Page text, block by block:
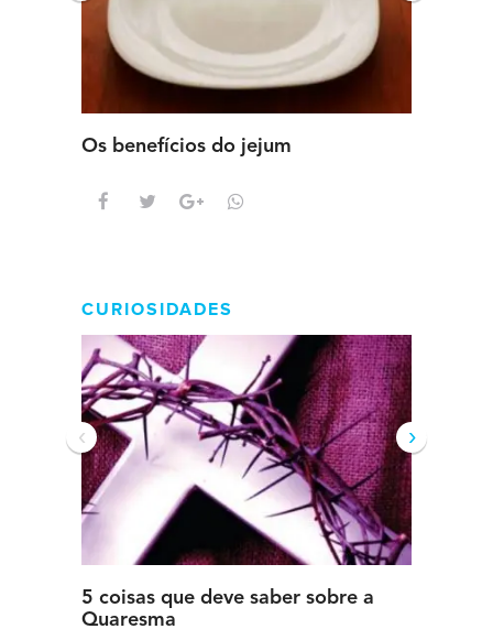
Os benefícios do jejum
CURIOSIDADES
5 coisas que deve saber sobre a
Quaresma
‹ ›